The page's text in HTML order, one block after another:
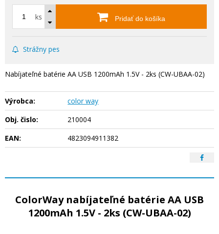
ks Pridať do košíka
Strážny pes
Nabíjateľné batérie AA USB 1200mAh 1.5V - 2ks (CW-UBAA-02)
Výrobca:
color way
Obj. čislo:
210004
EAN:
4823094911382
ColorWay nabíjateľné batérie AA USB
1200mAh 1.5V - 2ks (CW-UBAA-02)